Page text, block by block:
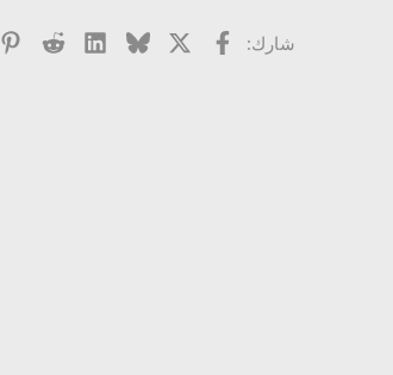
شارك: فيسبوك Bluesky
LinkedIn
Reddit